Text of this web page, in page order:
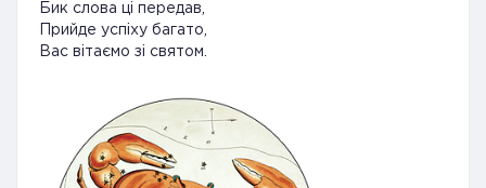
Бик слова ці передав,
Прийде успіху багато,
Вас вітаємо зі святом.